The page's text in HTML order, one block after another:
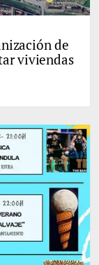
de
viviendas